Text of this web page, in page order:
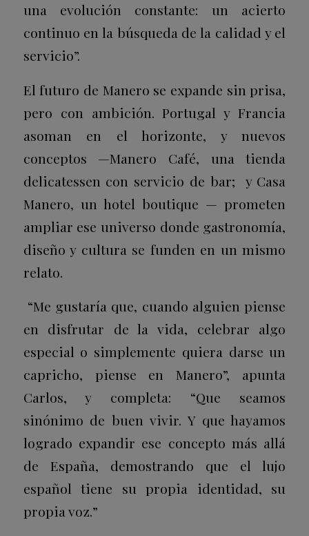
una evolución constante: un acierto
continuo en la búsqueda de la calidad y el
servicio”.
El futuro de Manero se expande sin prisa,
pero con ambición. Portugal y Francia
asoman en el horizonte, y nuevos
conceptos —Manero Café,
una tienda
delicatessen con servicio de bar; y Casa
Manero, un hotel boutique — prometen
ampliar ese universo donde gastronomía,
diseño y cultura se funden en un mismo
relato.
“Me gustaría que, cuando alguien piense
en disfrutar de la vida, celebrar algo
especial o simplemente quiera darse un
capricho, piense en Manero”, apunta
Carlos, y completa: “Que seamos
sinónimo de buen vivir. Y que hayamos
logrado expandir ese concepto más allá
de España, demostrando que el lujo
español tiene su propia identidad, su
propia voz.”